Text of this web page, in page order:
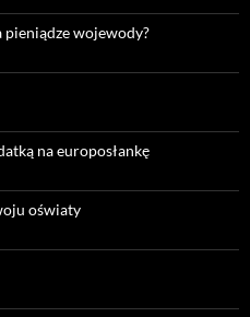
pieniądze wojewody?
na europosłankę
oświaty